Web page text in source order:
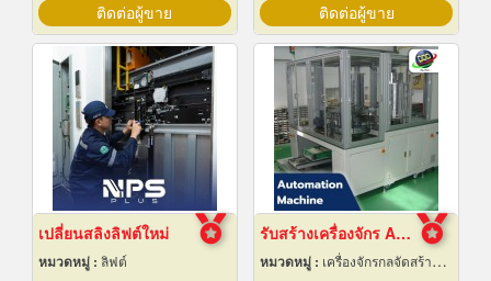
ติดต่อผู้ขาย ติดต่อผู้ขาย
เปลี่ยนสลิงลิฟต์ใหม่
หมวดหมู่ : ลิฟต์
รับสร้างเครื่องจักร Automation ปทุมธานี
หมวดหมู่ : เครื่องจักรกลจัดสร้างตามสั่ง